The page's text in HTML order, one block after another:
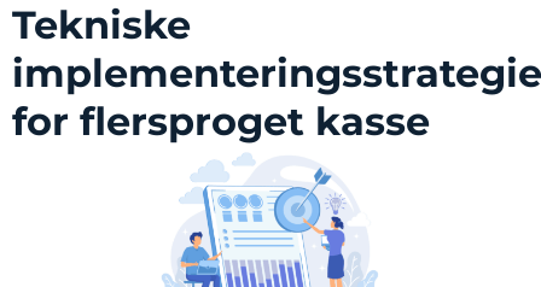
Tekniske
for flersproget kasse